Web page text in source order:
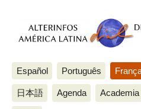
Español Português
日本語 Agenda Academia